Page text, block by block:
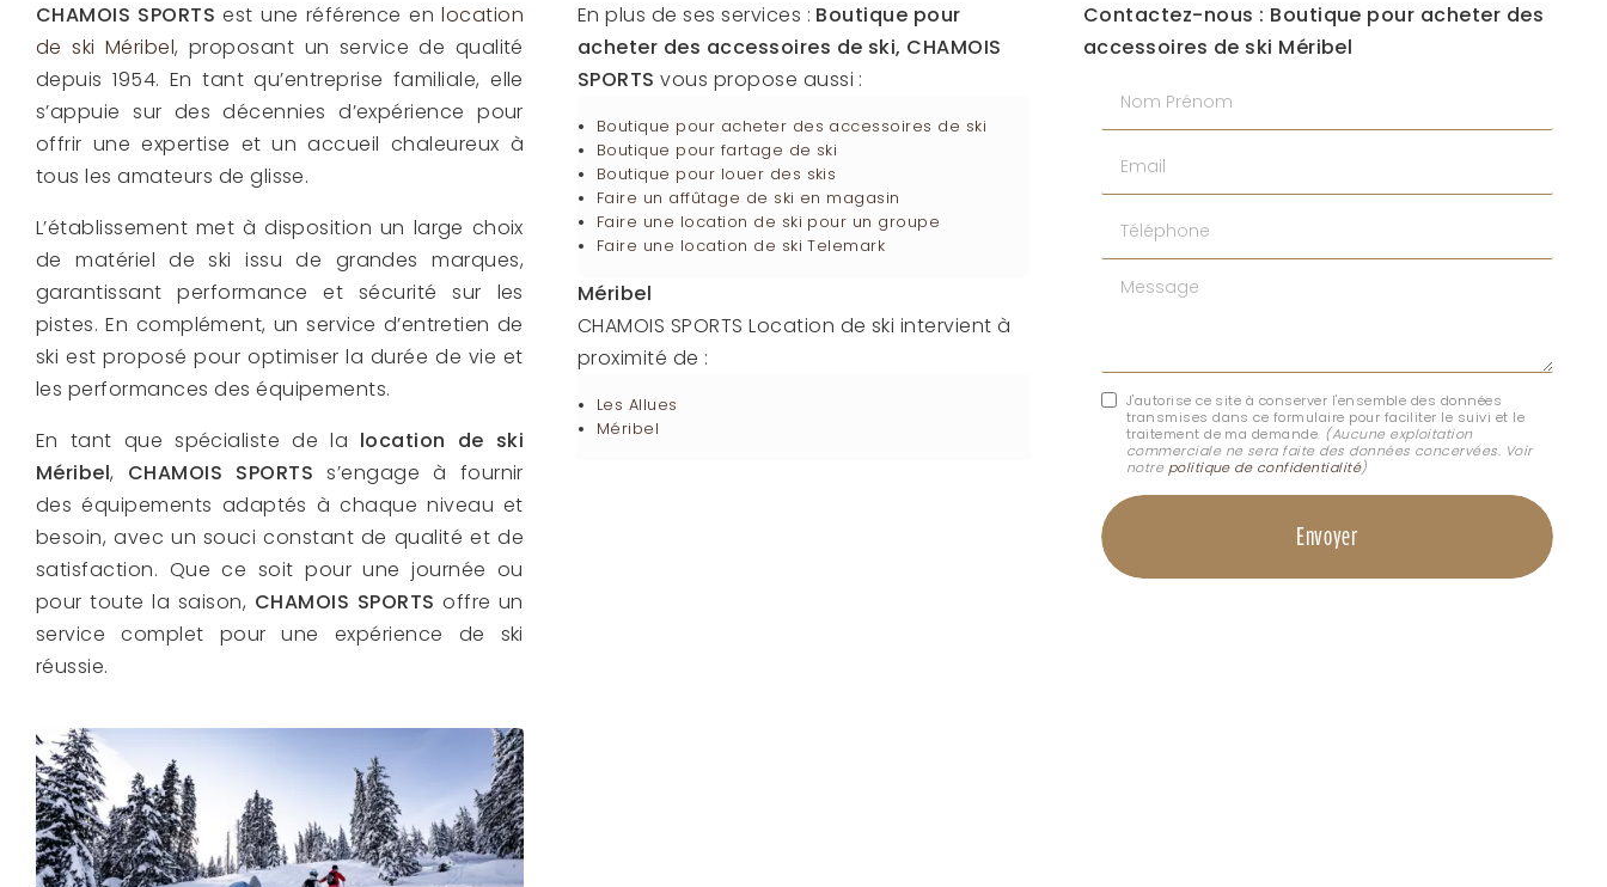
CHAMOIS SPORTS est une référence enlocation
de ski Méribel, proposant un service de qualité
depuis 1954. En tant qu’entreprise familiale, elle
s’appuie sur des décennies d’expérience pour
offrir une expertise et un accueil chaleureux à
tous les amateurs de glisse.
L’établissement met à disposition un large choix
de matériel de ski issu de grandes marques,
garantissant performance et sécurité sur les
pistes. En complément, un service d’entretien de
ski est proposé pour optimiser la durée de vie et
les performances des équipements.
En tant que spécialiste de la location de ski
Méribel, CHAMOIS SPORTS s’engage à fournir
des équipements adaptés à chaque niveau et
besoin, avec un souci constant de qualité et de
satisfaction. Que ce soit pour une journée ou
pour toute la saison, CHAMOIS SPORTS offre un
service complet pour une expérience de ski
réussie.
En plus de ses services : Boutique pour
acheter des accessoires de ski, CHAMOIS
SPORTS vous propose aussi :
Boutique pour acheter des accessoires de ski
Boutique pour fartage de ski
Boutique pour louer des skis
Faire un affûtage de ski en magasin
Faire une location de ski pour un groupe
Faire une location de ski Telemark
Méribel
CHAMOIS SPORTS Location de ski intervient à
proximité de :
Les Allues
Méribel
Contactez-nous : Boutique pour acheter des
accessoires de ski Méribel
Nom Prénom
Email
Téléphone
Message
J'autorise ce site à conserver l'ensemble des données
transmises dans ce formulaire pour faciliter le suivi et le
traitement de ma demande. (Aucune exploitation
commerciale ne sera faite des données concervées. Voir
notre politique de confidentialité)